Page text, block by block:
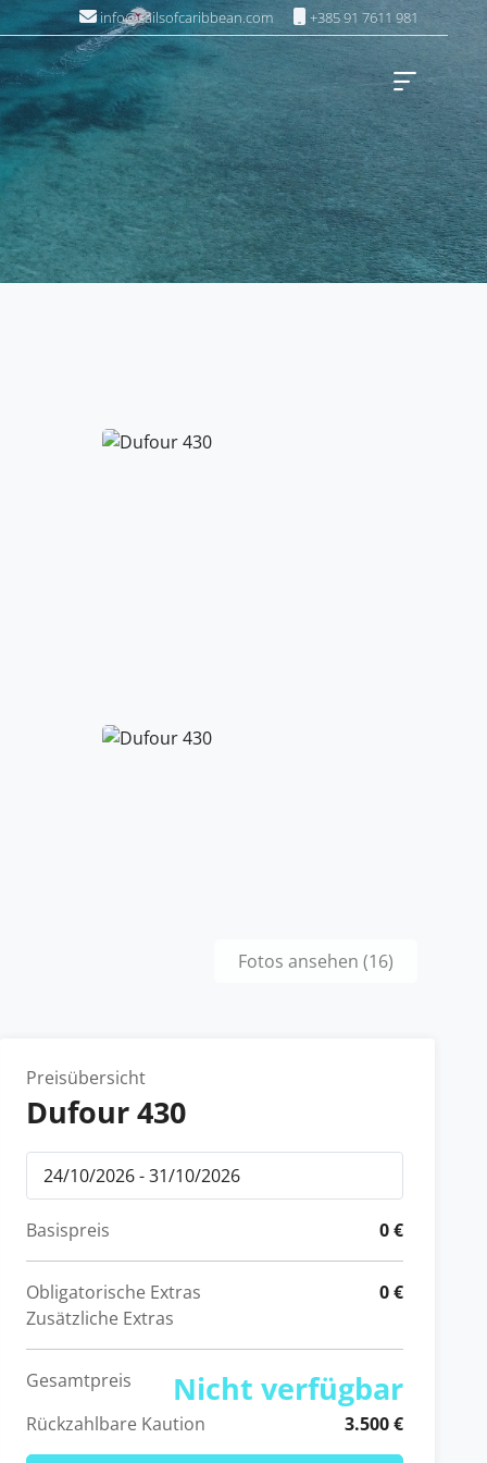
info@sailsofcaribbean.com +385 91 7611 981
Fotos ansehen (16)
Preisübersicht
Dufour 430
Basispreis 0 €
Obligatorische Extras
0 €
Zusätzliche Extras
Gesamtpreis Nicht verfügbar
Rückzahlbare Kaution 3.500 €